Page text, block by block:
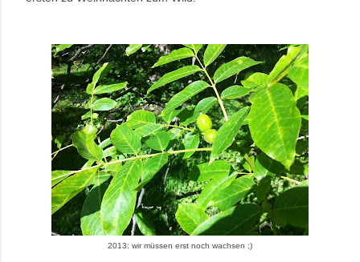
2013: wir müssen erst noch wachsen ;)